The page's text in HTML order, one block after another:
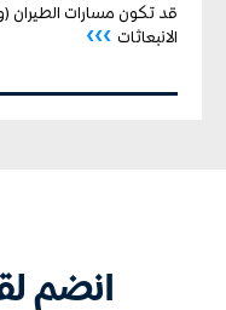
قد تكون مسارات
الانبعاثات ›››
انضم